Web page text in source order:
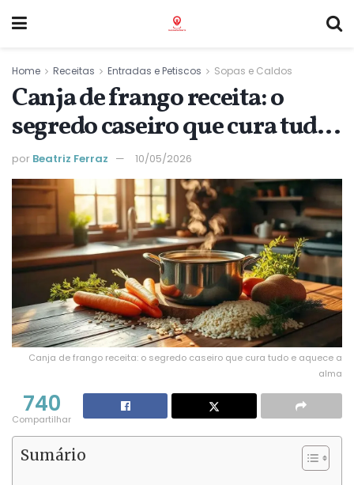
Home Receitas Entradas e Petiscos Sopas e Caldos
Canja de frango receita: o
segredo caseiro que cura tudo
e aquece a alma
por Beatriz Ferraz 10/05/2026
Canja de frango receita: o segredo caseiro que cura tudo e aquece a
alma
740
Compartilhar
Sumário